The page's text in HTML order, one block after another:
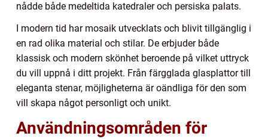
nådde både medeltida katedraler och persiska palats.
I modern tid har mosaik utvecklats och blivit tillgänglig i
en rad olika material och stilar. De erbjuder både
klassisk och modern skönhet beroende på vilket uttryck
du vill uppnå i ditt projekt. Från färgglada glasplattor till
eleganta stenar, möjligheterna är oändliga för den som
vill skapa något personligt och unikt.
Användningsområden för